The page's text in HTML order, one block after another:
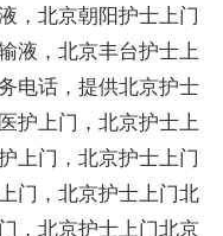
，北京朝阳护士上门
液，北京丰台护士上
电话，提供北京护士
护上门，北京护士上
上门，北京护士上门
门，北京护士上门北
，北京护士上门北京